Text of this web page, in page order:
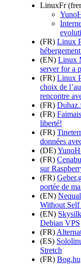
LinuxFr
(FR) Linux
(EN) Linux
server for a
(FR) Linux
choix de
rencontre
(FR)
(FR)
liberté!
(FR)
données
(DE)
(FR)
sur
(FR)
portée de
(EN)
Without
(EN)
Debian VPS
(FR)
(ES)
Stretch
(FR)